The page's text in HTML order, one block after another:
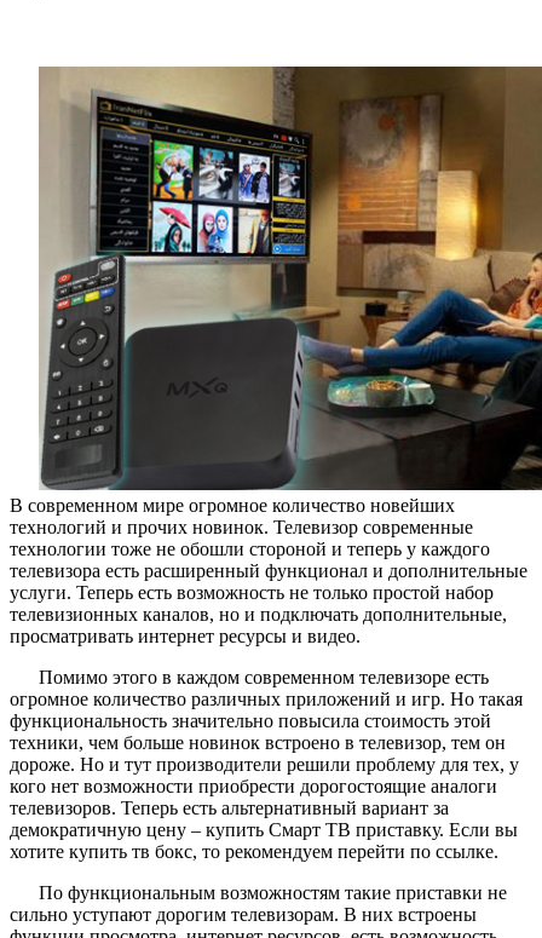
В современном мире огромное количество новейших
технологий и прочих новинок. Телевизор современные
технологии тоже не обошли стороной и теперь у каждого
телевизора есть расширенный функционал и дополнительные
услуги. Теперь есть возможность не только простой набор
телевизионных каналов, но и подключать дополнительные,
просматривать интернет ресурсы и видео.
Помимо этого в каждом современном телевизоре есть
огромное количество различных приложений и игр. Но такая
функциональность значительно повысила стоимость этой
техники, чем больше новинок встроено в телевизор, тем он
дороже. Но и тут производители решили проблему для тех, у
кого нет возможности приобрести дорогостоящие аналоги
телевизоров. Теперь есть альтернативный вариант за
демократичную цену – купить Смарт ТВ приставку. Если вы
хотите купить тв бокс, то рекомендуем перейти по ссылке.
По функциональным возможностям такие приставки не
сильно уступают дорогим телевизорам. В них встроены